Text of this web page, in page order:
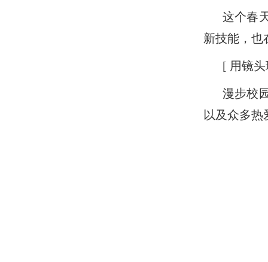
这个春
新技能，也
[ 用镜
漫步校
以及众多热